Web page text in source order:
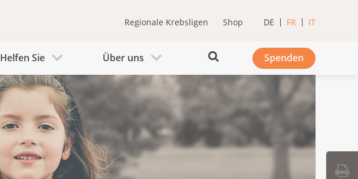
Regionale Krebsligen Shop DE FR IT
Helfen Sie Über uns Spenden